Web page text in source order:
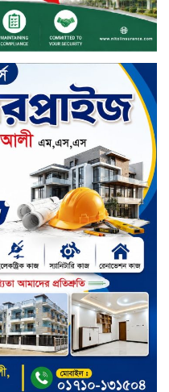
বাস মালিকদের
ও সম্মাননা প্রদান
কর্মশালা ও পুরষ্কার
বিশেষ অবদান রাখায়
সম্মাননা পেলেন লায়ন গনি
ব্যাংকের নির্বাহী কমিটির
হলেন আনোয়ারুল হক
কার্যদিবসে লেনদেনের
উঠে এসেছে শার্প